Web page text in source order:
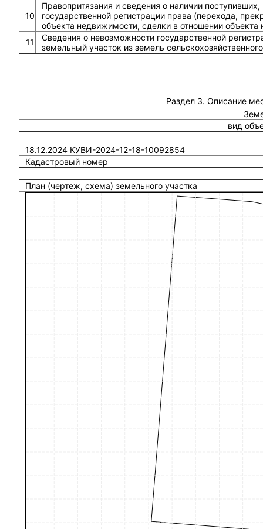
10
Правопритязания и сведения о наличии
государственной регистрации права (перехода,
объекта недвижимости, сделки в отношении
11
Сведения о невозможности государственной
земельный участок из земель
Раздел 3. Описание
вид
18.12.2024 КУВИ-2024-12-18-10092854
Кадастровый номер
План (чертеж, схема) земельного участка